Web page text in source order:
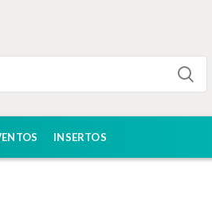
INSERTOS